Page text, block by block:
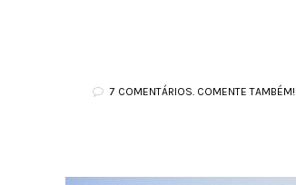
7 COMENTÁRIOS. COMENTE TAMBÉM!